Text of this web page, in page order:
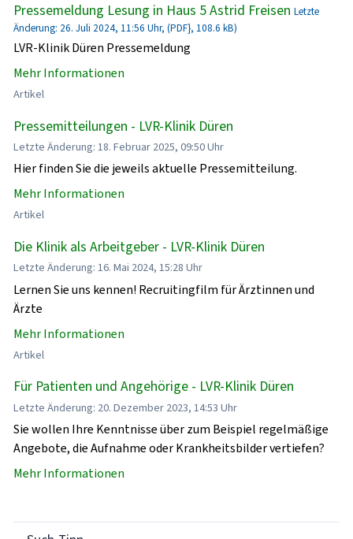
Pressemeldung Lesung in Haus 5 Astrid Freisen Letzte
Änderung: 26. Juli 2024, 11:56 Uhr, (PDF}, 108.6 kB)
LVR-Klinik Düren Pressemeldung
Mehr Informationen
Artikel
Pressemitteilungen - LVR-Klinik Düren
Letzte Änderung: 18. Februar 2025, 09:50 Uhr
Hier finden Sie die jeweils aktuelle Pressemitteilung.
Mehr Informationen
Artikel
Die Klinik als Arbeitgeber - LVR-Klinik Düren
Letzte Änderung: 16. Mai 2024, 15:28 Uhr
Lernen Sie uns kennen! Recruitingfilm für Ärztinnen und
Ärzte
Mehr Informationen
Artikel
Für Patienten und Angehörige - LVR-Klinik Düren
Letzte Änderung: 20. Dezember 2023, 14:53 Uhr
Sie wollen Ihre Kenntnisse über zum Beispiel regelmäßige
Angebote, die Aufnahme oder Krankheitsbilder vertiefen?
Mehr Informationen